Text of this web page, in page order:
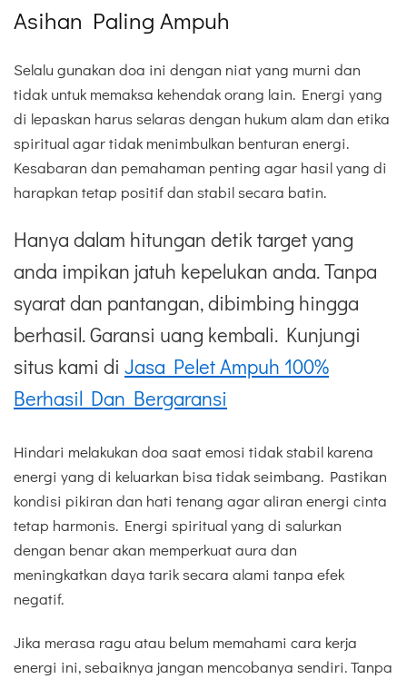
Asihan Paling Ampuh
Selalu gunakan doa ini dengan niat yang murni dan
tidak untuk memaksa kehendak orang lain. Energi yang
di lepaskan harus selaras dengan hukum alam dan etika
spiritual agar tidak menimbulkan benturan energi.
Kesabaran dan pemahaman penting agar hasil yang di
harapkan tetap positif dan stabil secara batin.
Hanya dalam hitungan detik target yang
anda impikan jatuh kepelukan anda. Tanpa
syarat dan pantangan, dibimbing hingga
berhasil. Garansi uang kembali. Kunjungi
situs kami di Jasa Pelet Ampuh 100%
Berhasil Dan Bergaransi
Hindari melakukan doa saat emosi tidak stabil karena
energi yang di keluarkan bisa tidak seimbang. Pastikan
kondisi pikiran dan hati tenang agar aliran energi cinta
tetap harmonis. Energi spiritual yang di salurkan
dengan benar akan memperkuat aura dan
meningkatkan daya tarik secara alami tanpa efek
negatif.
Jika merasa ragu atau belum memahami cara kerja
energi ini, sebaiknya jangan mencobanya sendiri. Tanpa